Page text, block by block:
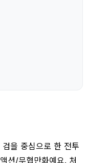
을 중심으로 한 전투
션/무협만화예요. 처